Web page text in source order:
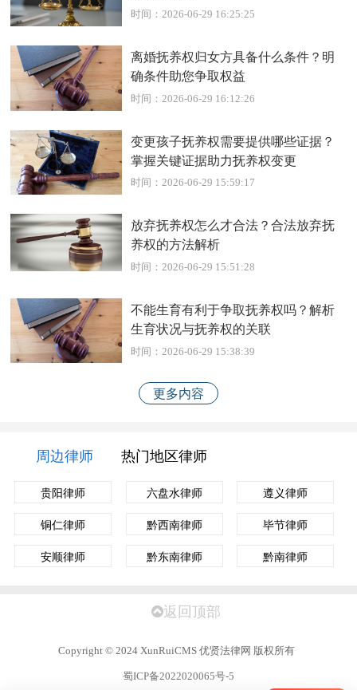
时间：2026-06-29 16:25:25
离婚抚养权归女方具备什么条件？明
确条件助您争取权益
时间：2026-06-29 16:12:26
变更孩子抚养权需要提供哪些证据？
掌握关键证据助力抚养权变更
时间：2026-06-29 15:59:17
放弃抚养权怎么才合法？合法放弃抚
养权的方法解析
时间：2026-06-29 15:51:28
不能生育有利于争取抚养权吗？解析
生育状况与抚养权的关联
时间：2026-06-29 15:38:39
更多内容
周边律师 热门地区律师
贵阳律师 六盘水律师 遵义律师
铜仁律师 黔西南律师 毕节律师
安顺律师 黔东南律师 黔南律师
返回顶部
Copyright ©2024 XunRuiCMS 优贤法律网 版权所有
蜀ICP备2022020065号-5